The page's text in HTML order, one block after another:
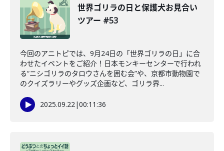
世界ゴリラの日と保護犬お見合い
ツアー #53
今回のアニトピでは、9月24日の「世界ゴリラの日」に合
わせたイベントをご紹介！日本モンキーセンターで行われ
る“ニシゴリラのタロウさんを囲む会”や、京都市動物園で
のクイズラリーやグッズ企画など、ゴリラ界...
2025.09.22|00:11:36